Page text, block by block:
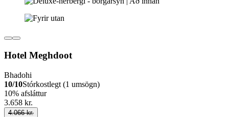
Hotel Meghdoot
Bhadohi
10/10Stórkostlegt (1 umsögn)
10% afsláttur
3.658 kr.
4.066 kr.